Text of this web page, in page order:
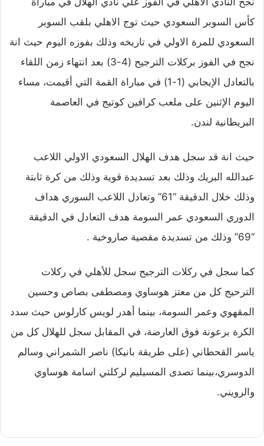
كأس السوبر السعودي حيث توج الاهلي بلقب السوبر
السعودي للمرة الاولي في تاريخه وذلك بفوزه اليوم حيث انة
نجح في الفوز بركلات الترجيح (4-3) بعد انتهاء زمن اللقاء
بالتعادل الإيجابي (1-1) في مباراة القمة التي أقيمت، مساء
اليوم الإثنين على ملعب كرافين كوتيج في العاصمة
البريطانية لندن.
حيث انة قد سجل هدف الهلال السعودي الاولي اللاعب
عبدالله البريك وذلك بعد تسديدة قوية وذلك من كرة ثابتة
وذلك خلال الدقيقة “61” وتعادل اللاعب السوري هداف
الدوري السعودي عمر السومة هدف التعادل في الدقيقة
“69” وذلك من تسديدة مقصية صاروخية .
كما سجل في ركلات الترجيح سجل للأهلي في ركلات
الترحيج كل من معتز هوساوي ومصطفى بصاص وحسين
المقهوي وعمر السومة، بينما أهدر لويس كارلوس حيث سدد
الكرة برعونة فوق العارضة، في المقابل سجل للهلال كل من
ياسر القحطاني (على طريقة بانيكا) ناصر الشمراني وسالم
الدوسري،بينما تصدى المسيليم لركلتي اسامة هوساوي
والرويني.